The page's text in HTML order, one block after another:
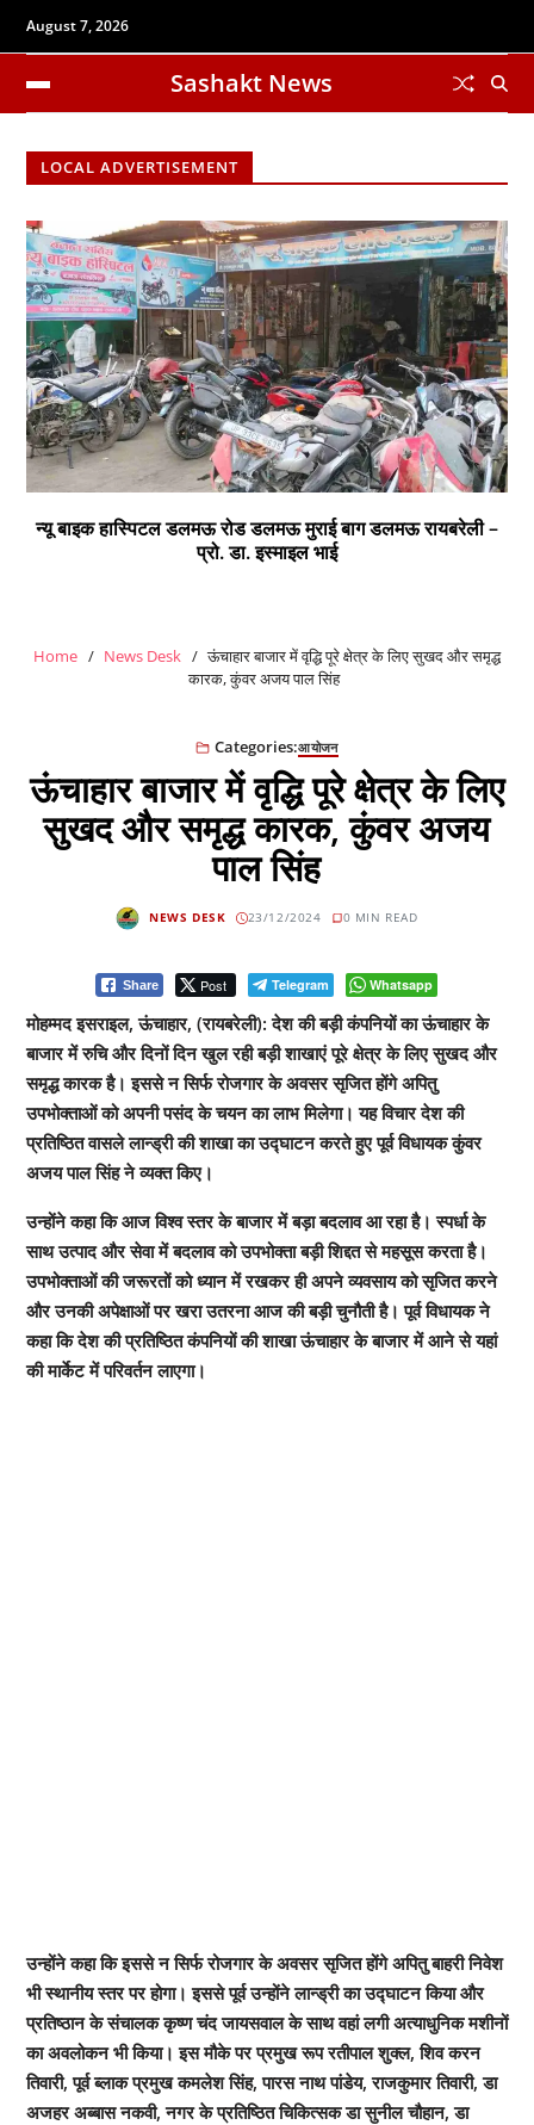
August 7, 2026
Sashakt News
LOCAL ADVERTISEMENT
न्यू बाइक हास्पिटल डलमऊ रोड डलमऊ मुराई बाग डलमऊ रायबरेली –
प्रो. डा. इस्माइल भाई
Home News Desk
ऊंचाहार बाजार में वृद्धि पूरे क्षेत्र के लिए सुखद और समृद्ध
कारक, कुंवर अजय पाल सिंह
Categories:आयोजन
ऊंचाहार बाजार में वृद्धि पूरे क्षेत्र के लिए
सुखद और समृद्ध कारक, कुंवर अजय
पाल सिंह
NEWS DESK 23/12/2024 0 MIN READ
Share Post Telegram Whatsapp
मोहम्मद इसराइल, ऊंचाहार, (रायबरेली): देश की बड़ी कंपनियों का ऊंचाहार के
बाजार में रुचि और दिनों दिन खुल रही बड़ी शाखाएं पूरे क्षेत्र के लिए सुखद और
समृद्ध कारक है। इससे न सिर्फ रोजगार के अवसर सृजित होंगे अपितु
उपभोक्ताओं को अपनी पसंद के चयन का लाभ मिलेगा। यह विचार देश की
प्रतिष्ठित वासले लान्ड्री की शाखा का उद्घाटन करते हुए पूर्व विधायक कुंवर
अजय पाल सिंह ने व्यक्त किए।
उन्होंने कहा कि आज विश्व स्तर के बाजार में बड़ा बदलाव आ रहा है। स्पर्धा के
साथ उत्पाद और सेवा में बदलाव को उपभोक्ता बड़ी शिद्दत से महसूस करता है।
उपभोक्ताओं की जरूरतों को ध्यान में रखकर ही अपने व्यवसाय को सृजित करने
और उनकी अपेक्षाओं पर खरा उतरना आज की बड़ी चुनौती है। पूर्व विधायक ने
कहा कि देश की प्रतिष्ठित कंपनियों की शाखा ऊंचाहार के बाजार में आने से यहां
की मार्केट में परिवर्तन लाएगा।
उन्होंने कहा कि इससे न सिर्फ रोजगार के अवसर सृजित होंगे अपितु बाहरी निवेश
भी स्थानीय स्तर पर होगा। इससे पूर्व उन्होंने लान्ड्री का उद्घाटन किया और
प्रतिष्ठान के संचालक कृष्ण चंद जायसवाल के साथ वहां लगी अत्याधुनिक मशीनों
का अवलोकन भी किया। इस मौके पर प्रमुख रूप रतीपाल शुक्ल, शिव करन
तिवारी, पूर्व ब्लाक प्रमुख कमलेश सिंह, पारस नाथ पांडेय, राजकुमार तिवारी, डा
अजहर अब्बास नकवी, नगर के प्रतिष्ठित चिकित्सक डा सुनील चौहान, डा